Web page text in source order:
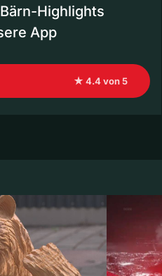
Highlights
App
★ 4.4 von 5